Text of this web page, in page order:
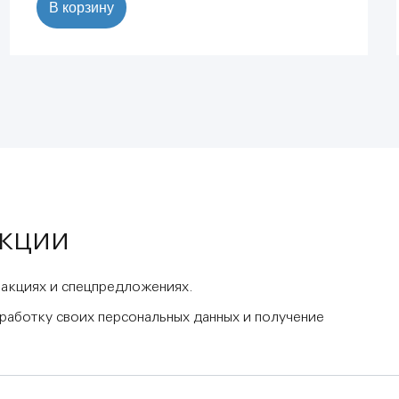
В корзину
и спецпредложениях.
своих персональных данных и получение